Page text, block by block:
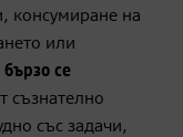
консумиране на
или
бързо се
съзнателно
със задачи,